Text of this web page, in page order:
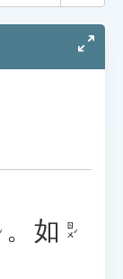
。 如 ㄖㄨˊ